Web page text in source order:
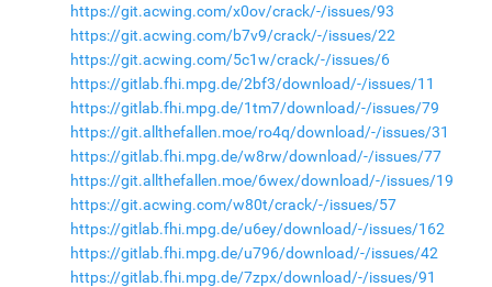
https://git.acwing.com/x0ov/crack/-/issues/93
https://git.acwing.com/b7v9/crack/-/issues/22
https://git.acwing.com/5c1w/crack/-/issues/6
https://gitlab.fhi.mpg.de/2bf3/download/-/issues/11
https://gitlab.fhi.mpg.de/1tm7/download/-/issues/79
https://git.allthefallen.moe/ro4q/download/-/issues/31
https://gitlab.fhi.mpg.de/w8rw/download/-/issues/77
https://git.allthefallen.moe/6wex/download/-/issues/19
https://git.acwing.com/w80t/crack/-/issues/57
https://gitlab.fhi.mpg.de/u6ey/download/-/issues/162
https://gitlab.fhi.mpg.de/u796/download/-/issues/42
https://gitlab.fhi.mpg.de/7zpx/download/-/issues/91